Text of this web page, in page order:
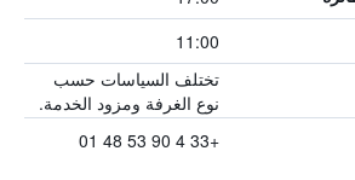
11:00
تختلف السياسات حسب
نوع الغرفة ومزود الخدمة.
+33 4 90 53 48 01